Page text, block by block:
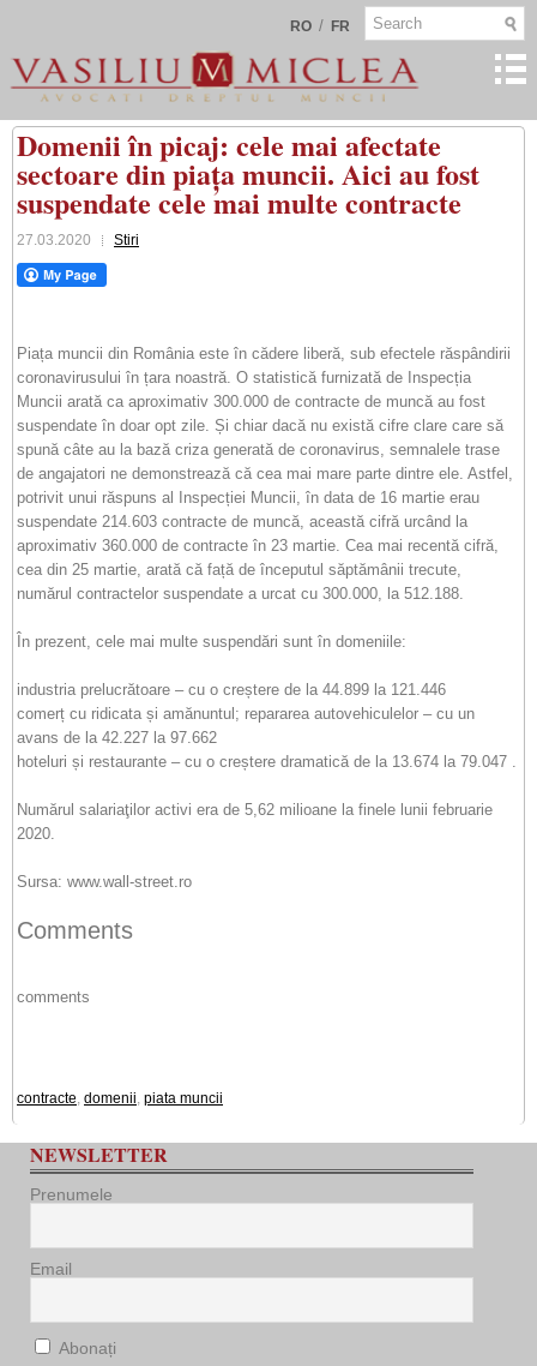
RO / FR
Domenii în picaj: cele mai afectate
sectoare din piața muncii. Aici au fost
suspendate cele mai multe contracte
27.03.2020 Stiri
Piața muncii din România este în cădere liberă, sub efectele răspândirii
coronavirusului în țara noastră. O statistică furnizată de Inspecția
Muncii arată ca aproximativ 300.000 de contracte de muncă au fost
suspendate în doar opt zile. Și chiar dacă nu există cifre clare care să
spună câte au la bază criza generată de coronavirus, semnalele trase
de angajatori ne demonstrează că cea mai mare parte dintre ele. Astfel,
potrivit unui răspuns al Inspecției Muncii, în data de 16 martie erau
suspendate 214.603 contracte de muncă, această cifră urcând la
aproximativ 360.000 de contracte în 23 martie. Cea mai recentă cifră,
cea din 25 martie, arată că față de începutul săptămânii trecute,
numărul contractelor suspendate a urcat cu 300.000, la 512.188.
În prezent, cele mai multe suspendări sunt în domeniile:
industria prelucrătoare – cu o creștere de la 44.899 la 121.446
comerț cu ridicata și amănuntul; repararea autovehiculelor – cu un
avans de la 42.227 la 97.662
hoteluri și restaurante – cu o creștere dramatică de la 13.674 la 79.047 .
Numărul salariaţilor activi era de 5,62 milioane la finele lunii februarie
2020.
Sursa: www.wall-street.ro
Comments
comments
contracte, domenii, piata muncii
NEWSLETTER
Prenumele
Email
Abonați